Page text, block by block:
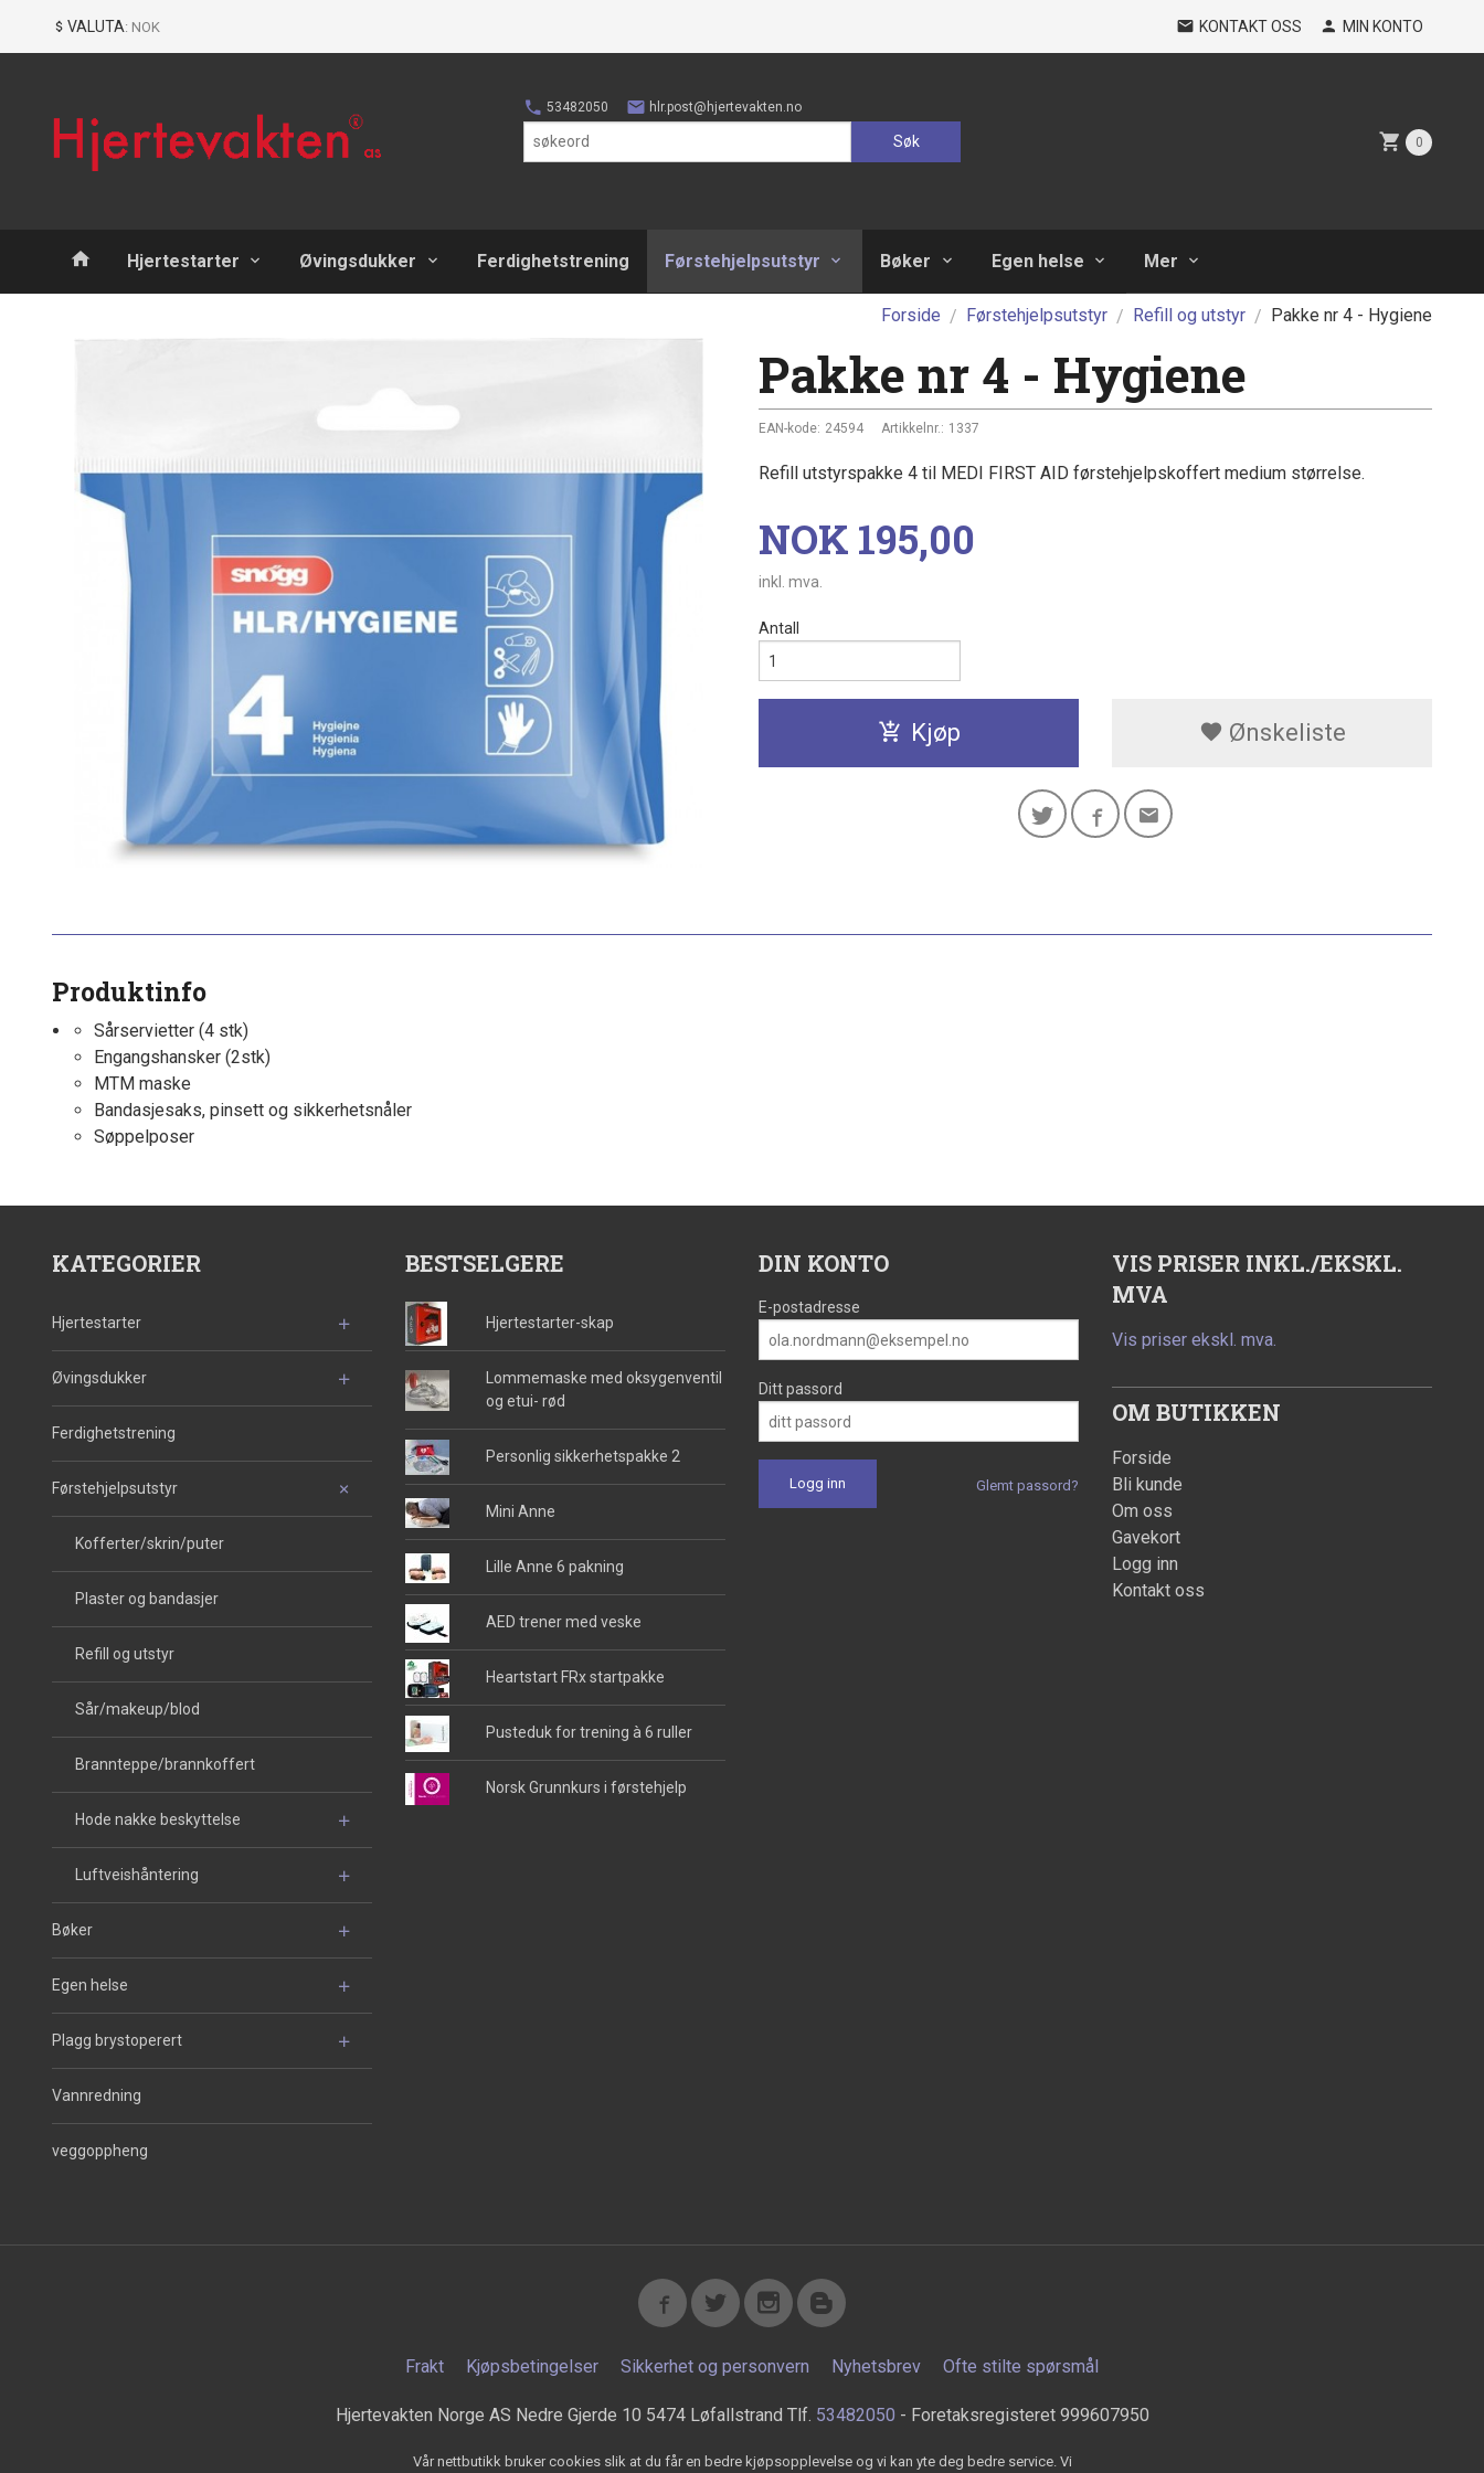
VALUTA: NOK KONTAKT OSS MIN KONTO
53482050 hlr.post@hjertevakten.no
Søk 0
Produkter
Hjertestarter Øvingsdukker Ferdighetstrening Førstehjelpsutstyr Bøker Egen helse Mer
Forside Førstehjelpsutstyr Refill og utstyr Pakke nr 4 - Hygiene
Pakke nr 4 - Hygiene
EAN-kode: 24594 Artikkelnr.: 1337
Refill utstyrspakke 4 til MEDI FIRST AID førstehjelpskoffert medium størrelse.
Pris
NOK 195,00
inkl. mva.
Antall
Kjøp Ønskeliste
Produktinfo
Sårservietter (4 stk)
Engangshansker (2stk)
MTM maske
Bandasjesaks, pinsett og sikkerhetsnåler
Søppelposer
KATEGORIER
Hjertestarter
Øvingsdukker
Ferdighetstrening
Førstehjelpsutstyr
Kofferter/skrin/puter
Plaster og bandasjer
Refill og utstyr
Sår/makeup/blod
Brannteppe/brannkoffert
Hode nakke beskyttelse
Luftveishåntering
Bøker
Egen helse
Plagg brystoperert
Vannredning
veggoppheng
BESTSELGERE
Hjertestarter-skap
Lommemaske med oksygenventil
og etui- rød
Personlig sikkerhetspakke 2
Mini Anne
Lille Anne 6 pakning
AED trener med veske
Heartstart FRx startpakke
Pusteduk for trening à 6 ruller
Norsk Grunnkurs i førstehjelp
DIN KONTO
E-postadresse
Ditt passord
Glemt passord?
VIS PRISER INKL./EKSKL.
MVA
Vis priser ekskl. mva.
OM BUTIKKEN
Forside
Bli kunde
Om oss
Gavekort
Logg inn
Kontakt oss
Frakt Kjøpsbetingelser Sikkerhet og personvern Nyhetsbrev Ofte stilte spørsmål
Hjertevakten Norge AS Nedre Gjerde 10 5474 Løfallstrand Tlf. 53482050 - Foretaksregisteret 999607950
Vår nettbutikk bruker cookies slik at du får en bedre kjøpsopplevelse og vi kan yte deg bedre service. Vi